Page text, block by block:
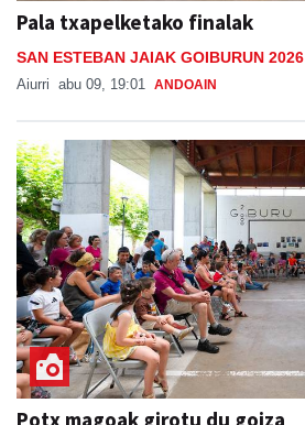
Pala txapelketako finalak
SAN ESTEBAN JAIAK GOIBURUN 2026
Aiurri abu 09, 19:01 ANDOAIN
Potx magoak girotu du goiza